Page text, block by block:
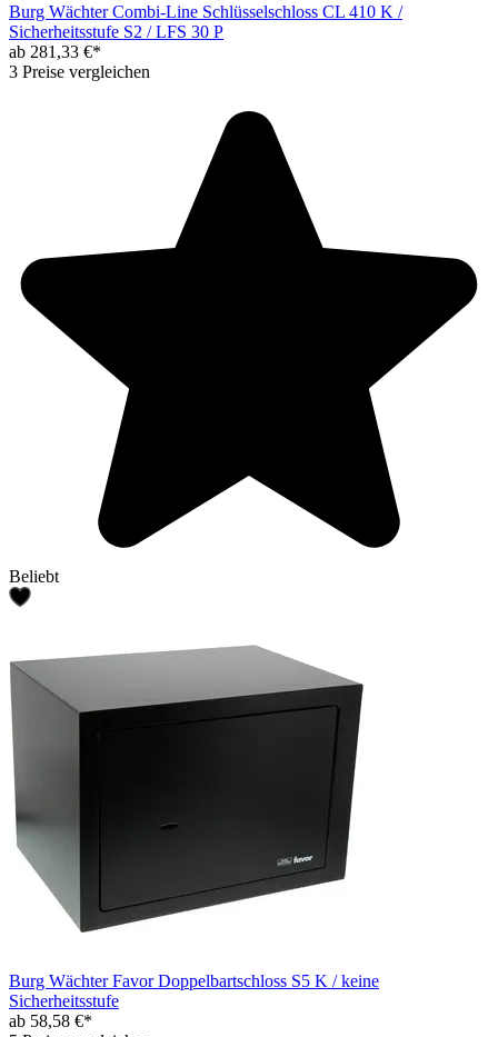
Burg Wächter Combi-Line Schlüsselschloss CL 410 K /
Sicherheitsstufe S2 / LFS 30 P
ab 281,33 €*
3 Preise vergleichen
Beliebt
Burg Wächter Favor Doppelbartschloss S5 K / keine
Sicherheitsstufe
ab 58,58 €*